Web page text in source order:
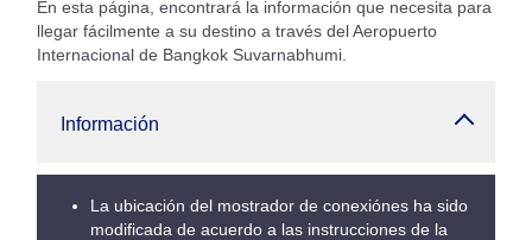
En esta página, encontrará la información que necesita para
llegar fácilmente a su destino a través del Aeropuerto
Internacional de Bangkok Suvarnabhumi.
Información
La ubicación del mostrador de conexiónes ha sido
modificada de acuerdo a las instrucciones de la